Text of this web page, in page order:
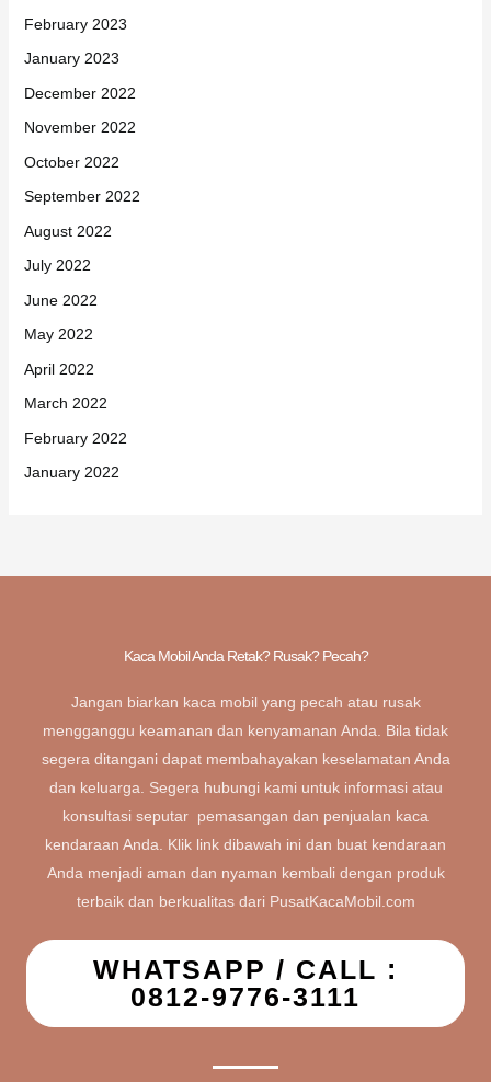
February 2023
January 2023
December 2022
November 2022
October 2022
September 2022
August 2022
July 2022
June 2022
May 2022
April 2022
March 2022
February 2022
January 2022
Kaca Mobil Anda Retak? Rusak? Pecah?
Jangan biarkan kaca mobil yang pecah atau rusak
mengganggu keamanan dan kenyamanan Anda. Bila tidak
segera ditangani dapat membahayakan keselamatan Anda
dan keluarga. Segera hubungi kami untuk informasi atau
konsultasi seputar pemasangan dan penjualan kaca
kendaraan Anda. Klik link dibawah ini dan buat kendaraan
Anda menjadi aman dan nyaman kembali dengan produk
terbaik dan berkualitas dari PusatKacaMobil.com
WHATSAPP / CALL :
0812-9776-3111